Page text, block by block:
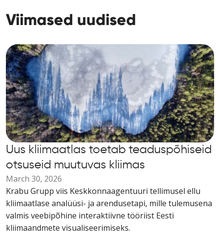
Viimased uudised
Uus kliimaatlas toetab teaduspõhiseid
otsuseid muutuvas kliimas
March 30, 2026
Krabu Grupp viis Keskkonnaagentuuri tellimusel ellu
kliimaatlase analüüsi- ja arendusetapi, mille tulemusena
valmis veebipõhine interaktiivne tööriist Eesti
kliimaandmete visualiseerimiseks.